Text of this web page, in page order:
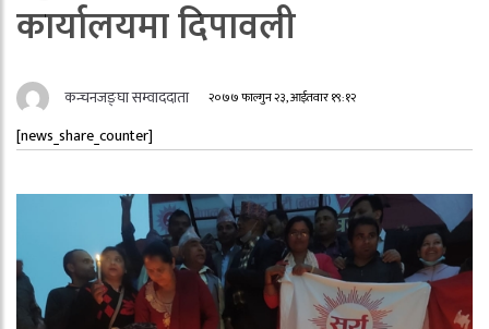
कार्यालयमा दिपावली
कन्चनजङ्घा सम्वाददाता २०७७ फाल्गुन २३, आईतवार १९:१२
[news_share_counter]